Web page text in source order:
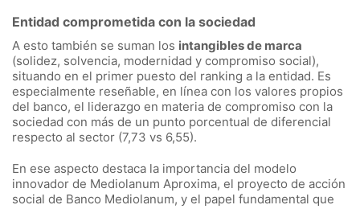
Entidad comprometida con la sociedad
A esto también se suman los intangibles de marca
(solidez, solvencia, modernidad y compromiso social),
situando en el primer puesto del ranking a la entidad. Es
especialmente reseñable, en línea con los valores propios
del banco, el liderazgo en materia de compromiso con la
sociedad con más de un punto porcentual de diferencial
respecto al sector (7,73 vs 6,55).
En ese aspecto destaca la importancia del modelo
innovador de Mediolanum Aproxima, el proyecto de acción
social de Banco Mediolanum, y el papel fundamental que